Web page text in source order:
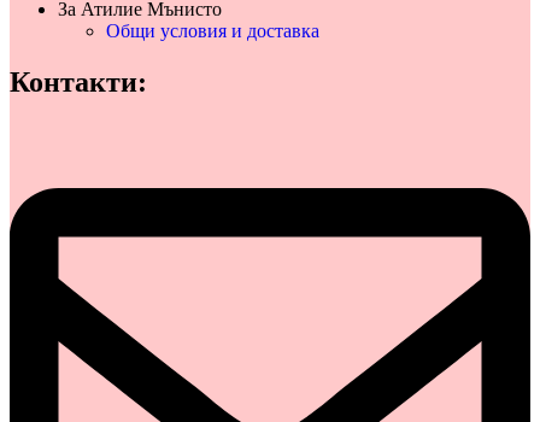
За Атилие Мънисто
Общи условия и доставка
Контакти: